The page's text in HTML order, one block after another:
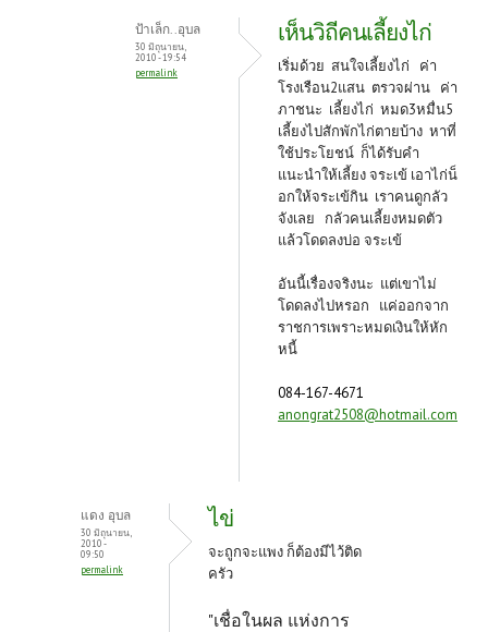
ป้าเล็ก..อุบล
30 มิถุนายน,
2010 - 19:54
permalink
เห็นวิถีคนเลี้ยงไก่
เริ่มด้วย สนใจเลี้ยงไก่ ค่า
โรงเรือน2แสน ตรวจผ่าน ค่า
ภาชนะ เลี้ยงไก่ หมด3หมื่น5
เลี้ยงไปสักพักไก่ตายบ้าง หาที่
ใช้ประโยชน์ ก็ได้รับคำ
แนะนำให้เลี้ยง จระเข้ เอาไก่น็
อกให้จระเข้กิน เราคนดูกลัว
จังเลย กลัวคนเลี้ยงหมดตัว
แล้วโดดลงบ่อ จระเข้
อันนี้เรื่องจริงนะ แต่เขาไม่
โดดลงไปหรอก แค่ออกจาก
ราชการเพราะหมดเงินให้หัก
หนี้
084-167-4671
anongrat2508@hotmail.com
แดง อุบล
30 มิถุนายน,
2010 -
09:50
permalink
ไข่
จะถูกจะแพง ก็ต้องมีไว้ติด
ครัว
"เชื่อในผล แห่งการ